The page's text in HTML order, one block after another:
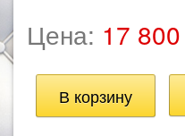
Цена: 17 800